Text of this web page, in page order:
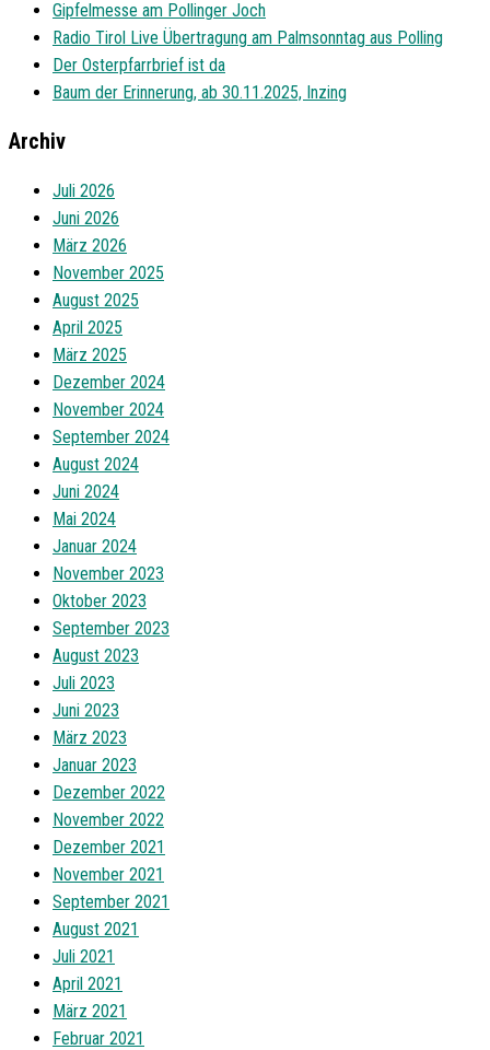
Gipfelmesse am Pollinger Joch
Radio Tirol Live Übertragung am Palmsonntag aus Polling
Der Osterpfarrbrief ist da
Baum der Erinnerung, ab 30.11.2025, Inzing
Archiv
Juli 2026
Juni 2026
März 2026
November 2025
August 2025
April 2025
März 2025
Dezember 2024
November 2024
September 2024
August 2024
Juni 2024
Mai 2024
Januar 2024
November 2023
Oktober 2023
September 2023
August 2023
Juli 2023
Juni 2023
März 2023
Januar 2023
Dezember 2022
November 2022
Dezember 2021
November 2021
September 2021
August 2021
Juli 2021
April 2021
März 2021
Februar 2021